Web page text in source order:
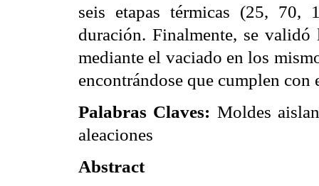
seis etapas térmicas (25, 70,
duración. Finalmente, se
mediante el vaciado en los
encontrándose que cumplen
Palabras Claves: Moldes
aleaciones
Abstract